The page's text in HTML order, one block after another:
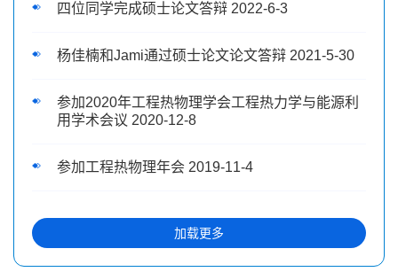
四位同学完成硕士论文答辩 2022-6-3
杨佳楠和Jami通过硕士论文论文答辩 2021-5-30
参加2020年工程热物理学会工程热力学与能源利
用学术会议 2020-12-8
参加工程热物理年会 2019-11-4
加载更多